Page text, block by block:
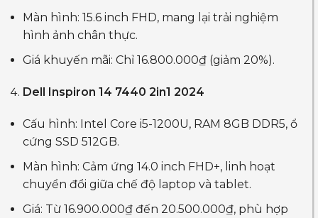
Màn hình: 15.6 inch FHD, mang lại trải nghiệm
hình ảnh chân thực.
Giá khuyến mãi: Chỉ 16.800.000₫ (giảm 20%).
Dell Inspiron 14 7440 2in1 2024
Cấu hình: Intel Core i5-1200U, RAM 8GB DDR5, ổ
cứng SSD 512GB.
Màn hình: Cảm ứng 14.0 inch FHD+, linh hoạt
chuyển đổi giữa chế độ laptop và tablet.
Giá: Từ 16.900.000₫ đến 20.500.000₫, phù hợp